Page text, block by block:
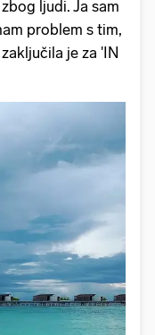
ljudi. Ja sam
problem s tim,
je za 'IN